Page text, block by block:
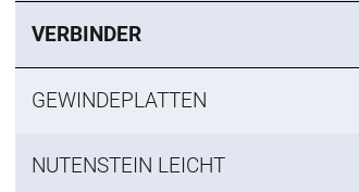
VERBINDER
GEWINDEPLATTEN
NUTENSTEIN LEICHT